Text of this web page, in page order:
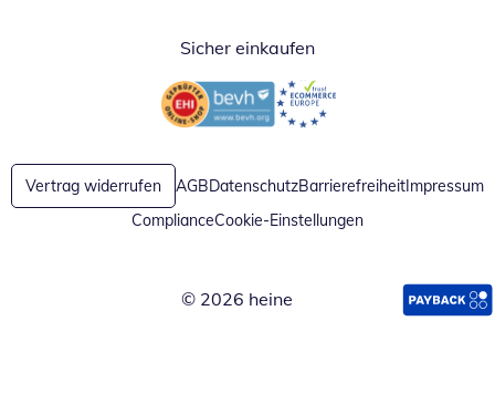
Sicher einkaufen
Öffnet in neuem FensterÖffnet in neuem Fenster
Vertrag widerrufen AGBDatenschutzBarrierefreiheitImpressum
ComplianceCookie-Einstellungen
© 2026 heine